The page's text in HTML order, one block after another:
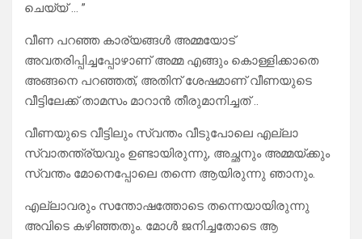
ചെയ്യ് … ”
വീണ പറഞ്ഞ കാര്യങ്ങൾ അമ്മയോട്
അവതരിപ്പിച്ചപ്പോഴാണ് അമ്മ എങ്ങും കൊള്ളിക്കാതെ
അങ്ങനെ പറഞ്ഞത്, അതിന് ശേഷമാണ് വീണയുടെ
വീട്ടിലേക്ക് താമസം മാറാൻ തീരുമാനിച്ചത് ..
വീണയുടെ വീട്ടിലും സ്വന്തം വീടുപോലെ എല്ലാ
സ്വാതന്ത്ര്യവും ഉണ്ടായിരുന്നു, അച്ഛനും അമ്മയ്ക്കും
സ്വന്തം മോനെപ്പോലെ തന്നെ ആയിരുന്നു ഞാനും.
എല്ലാവരും സന്തോഷത്തോടെ തന്നെയായിരുന്നു
അവിടെ കഴിഞ്ഞതും. മോൾ ജനിച്ചതോടെ ആ